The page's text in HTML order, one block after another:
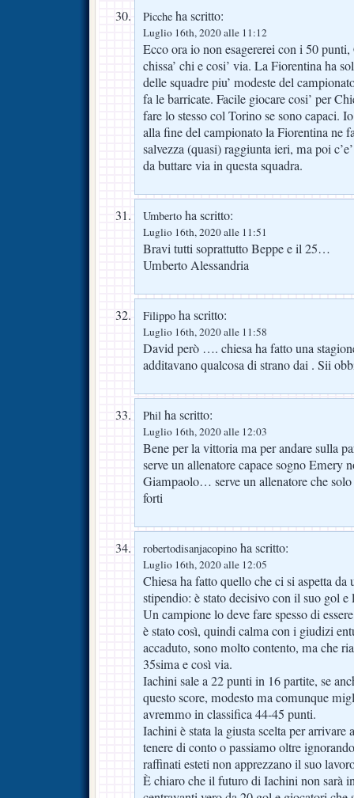
Picche ha scritto:
Luglio 16th, 2020 alle 11:12
Ecco ora io non esagererei con i 50 punti,
chissa’ chi e cosi’ via. La Fiorentina ha
delle squadre piu’ modeste del
fa le barricate. Facile giocare cosi’ per
fare lo stesso col Torino se sono capaci.
alla fine del campionato la Fiorentina ne
salvezza (quasi) raggiunta ieri, ma poi
da buttare via in questa squadra.
Umberto ha scritto:
Luglio 16th, 2020 alle 11:51
Bravi tutti soprattutto Beppe e il 25…
Umberto Alessandria
Filippo ha scritto:
Luglio 16th, 2020 alle 11:58
David però …. chiesa ha fatto una
additavano qualcosa di strano dai . Sii
Phil ha scritto:
Luglio 16th, 2020 alle 12:03
Bene per la vittoria ma per andare sulla
serve un allenatore capace sogno Emery
Giampaolo… serve un allenatore che
forti
robertodisanjacopino ha scritto:
Luglio 16th, 2020 alle 12:05
Chiesa ha fatto quello che ci si aspetta
stipendio: è stato decisivo con il suo gol e
Un campione lo deve fare spesso di
è stato così, quindi calma con i giudizi
accaduto, sono molto contento, ma che
35sima e così via.
Iachini sale a 22 punti in 16 partite, se
questo score, modesto ma comunque
avremmo in classifica 44-45 punti.
Iachini è stata la giusta scelta per arrivare
tenere di conto o passiamo oltre
raffinati esteti non apprezzano il suo
È chiaro che il futuro di Iachini non sarà